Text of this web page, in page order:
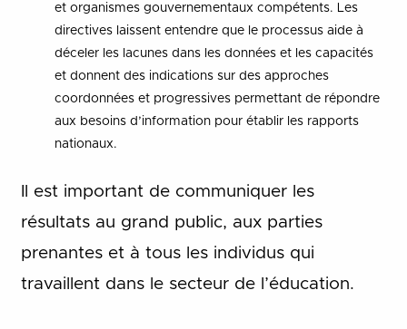
et organismes gouvernementaux compétents. Les
directives laissent entendre que le processus aide à
déceler les lacunes dans les données et les capacités
et donnent des indications sur des approches
coordonnées et progressives permettant de répondre
aux besoins d’information pour établir les rapports
nationaux.
Il est important de communiquer les
résultats au grand public, aux parties
prenantes et à tous les individus qui
travaillent dans le secteur de l’éducation.